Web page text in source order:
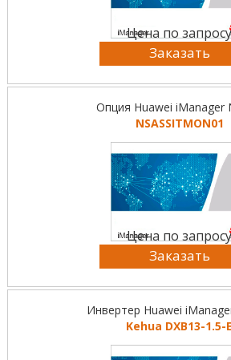
Цена по
Заказать
Опция Huawei iManager
NSASSITMON01
Цена по
Заказать
Инвертер Huawei
Kehua DXB13-1.5-E